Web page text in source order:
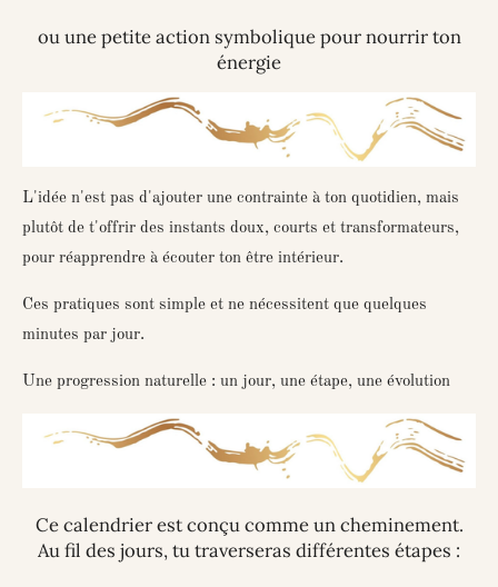
ou une petite action symbolique pour nourrir ton
énergie
L'idée n'est pas d'ajouter une contrainte à ton quotidien, mais
plutôt de t'offrir des instants doux, courts et transformateurs,
pour réapprendre à écouter ton être intérieur.
Ces pratiques sont simple et ne nécessitent que quelques
minutes par jour.
Une progression naturelle : un jour, une étape, une évolution
Ce calendrier est conçu comme uncheminement.
Au fil des jours, tu traverseras différentes étapes :